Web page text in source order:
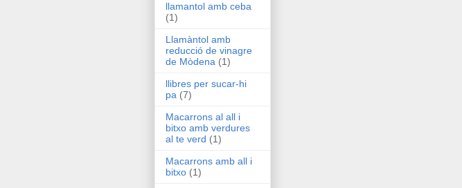
llamantol amb ceba
(1)
Llamàntol amb
reducció de vinagre
de Mòdena (1)
llibres per sucar-hi
pa (7)
Macarrons al all i
bitxo amb verdures
al te verd (1)
Macarrons amb all i
bitxo (1)